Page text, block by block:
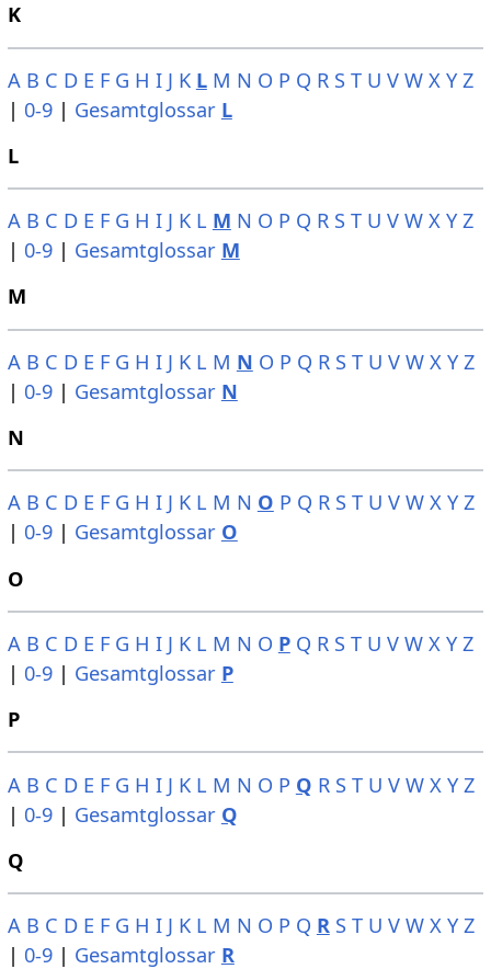
K
A B C D E F G H I J K L M N O P Q R S T U V W X Y Z
| 0-9| Gesamtglossar L
L
A B C D E F G H I J K L M N O P Q R S T U V W X Y Z
| 0-9| Gesamtglossar M
M
A B C D E F G H I J K L M N O P Q R S T U V W X Y Z
| 0-9| Gesamtglossar N
N
A B C D E F G H I J K L M N O P Q R S T U V W X Y Z
| 0-9| Gesamtglossar O
O
A B C D E F G H I J K L M N O P Q R S T U V W X Y Z
| 0-9| Gesamtglossar P
P
A B C D E F G H I J K L M N O P Q R S T U V W X Y Z
| 0-9| Gesamtglossar Q
Q
A B C D E F G H I J K L M N O P Q R S T U V W X Y Z
| 0-9| Gesamtglossar R